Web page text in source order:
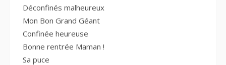
Déconfinés malheureux
Mon Bon Grand Géant
Confinée heureuse
Bonne rentrée Maman !
Sa puce